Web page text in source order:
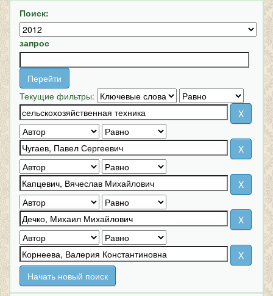
Поиск:
запрос
Текущие фильтры:
Начать новый поиск